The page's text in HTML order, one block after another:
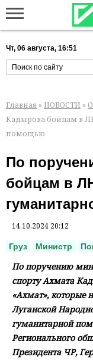
Чт, 06 августа, 16:51
Главная » НОВОСТИ »
Кадырова бойцам в
помощью
По
бойцам в
14.10.2024 20:12
Груз Министр
По поручению
спорту Ахмата
«Ахмат», которые
Луганской
гуманитарной
Регионального
Президента ЧР,